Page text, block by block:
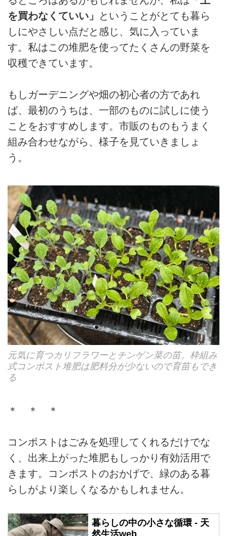
を買わなくていい」
ということがとても暮ら
しにやさしい点だと感じ、気に入っていま
す。私はこの堆肥を使ってたくさんの野菜を
収穫できています。
もしガーデニングや畑の初心者の方であれ
ば、最初のうちは、一部のものに試しに使う
ことをおすすめします。市販のものもうまく
組み合わせながら、様子を見ていきましょ
う。
元気に育つカリフラワーとチンゲン菜の苗。枠組み
式コンポスト堆肥は肥料分が少ないので育苗もでき
る
＊ ＊ ＊
コンポストはごみを処理してくれるだけでな
く、出来上がった堆肥もしっかり有効活用で
きます。コンポストのおかげで、緑のある暮
らしがより楽しくなるかもしれません。
暮らしの中の小さな循環 - 天